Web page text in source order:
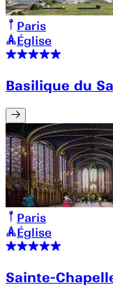
Paris
Église
Basilique du
Paris
Église
Sainte-